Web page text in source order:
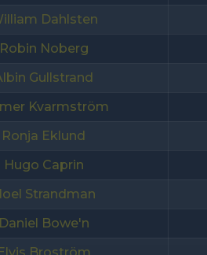
Dahlsten
Robin Noberg
Gullstrand
Kvarmström
Ronja Eklund
Hugo Caprin
Strandman
Daniel Bowe'n